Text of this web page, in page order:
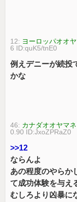
12: ヨーロッパオオ
6 ID:quK5/tnE0
例えデニーが続投
かな
46: カナダオオヤマ
0.90 ID:JxoZPRaZ0
>>12
ならんよ
あの程度のやらか
て成功体験を与え
むしろより凶暴に